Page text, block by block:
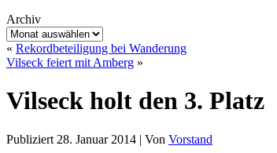
Archiv
Archiv
« Rekordbeteiligung bei Wanderung
Vilseck feiert mit Amberg »
Vilseck holt den 3. Platz
Publiziert 28. Januar 2014 | Von Vorstand